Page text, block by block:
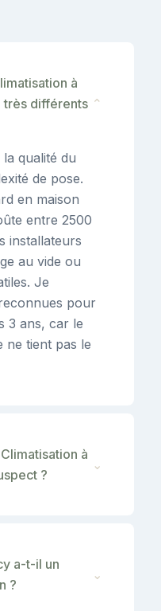
à
très différents ⌄
qualité du
de pose.
en maison
entre 2500
installateurs
au vide ou
Je
pour
3 ans, car le
ne tient pas le
à
?
⌄
a-t-il un
?
⌄